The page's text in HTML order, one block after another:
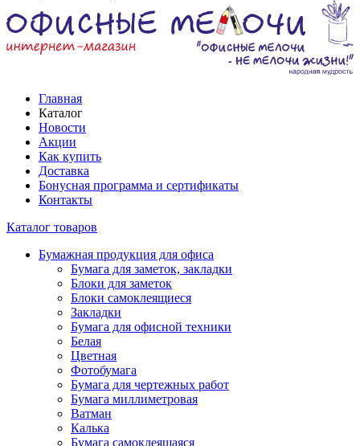
Главная
Каталог
Новости
Акции
Как купить
Доставка
Бонусная программа и сертификаты
Контакты
Каталог товаров
Бумажная продукция для офиса
Бумага для заметок, закладки
Блоки для заметок
Блоки самоклеящиеся
Закладки
Бумага для офисной техники
Белая
Цветная
Фотобумага
Бумага для чертежных работ
Бумага миллиметровая
Ватман
Калька
Бумага самоклеящаяся